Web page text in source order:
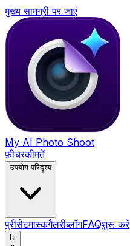
मुख्य सामग्री पर जाएं
My AI Photo Shoot
फ़ीचरकीमतें
उपयोग परिदृश्य
प्रीसेटमास्कगैलरीब्लॉगFAQशुरू करें
hi